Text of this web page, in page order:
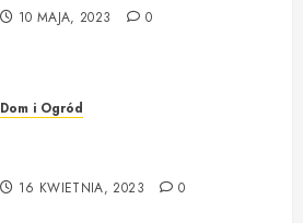
10 MAJA, 2023 0
Dom i Ogród
16 KWIETNIA, 2023 0